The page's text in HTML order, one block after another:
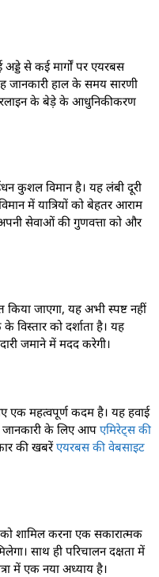
अड्डे से कई मार्गों पर एयरबस
जानकारी हाल के समय सारणी
के बेड़े के आधुनिकीकरण
कुशल विमान है। यह लंबी दूरी
में यात्रियों को बेहतर आराम
सेवाओं की गुणवत्ता को और
किया जाएगा, यह अभी स्पष्ट नहीं
विस्तार को दर्शाता है। यह
जमाने में मदद करेगी।
एक महत्वपूर्ण कदम है। यह हवाई
जानकारी के लिए आप एमिरेट्स की
की खबरेंएयरबस की वेबसाइट
शामिल करना एक सकारात्मक
साथ ही परिचालन दक्षता में
में एक नया अध्याय है।